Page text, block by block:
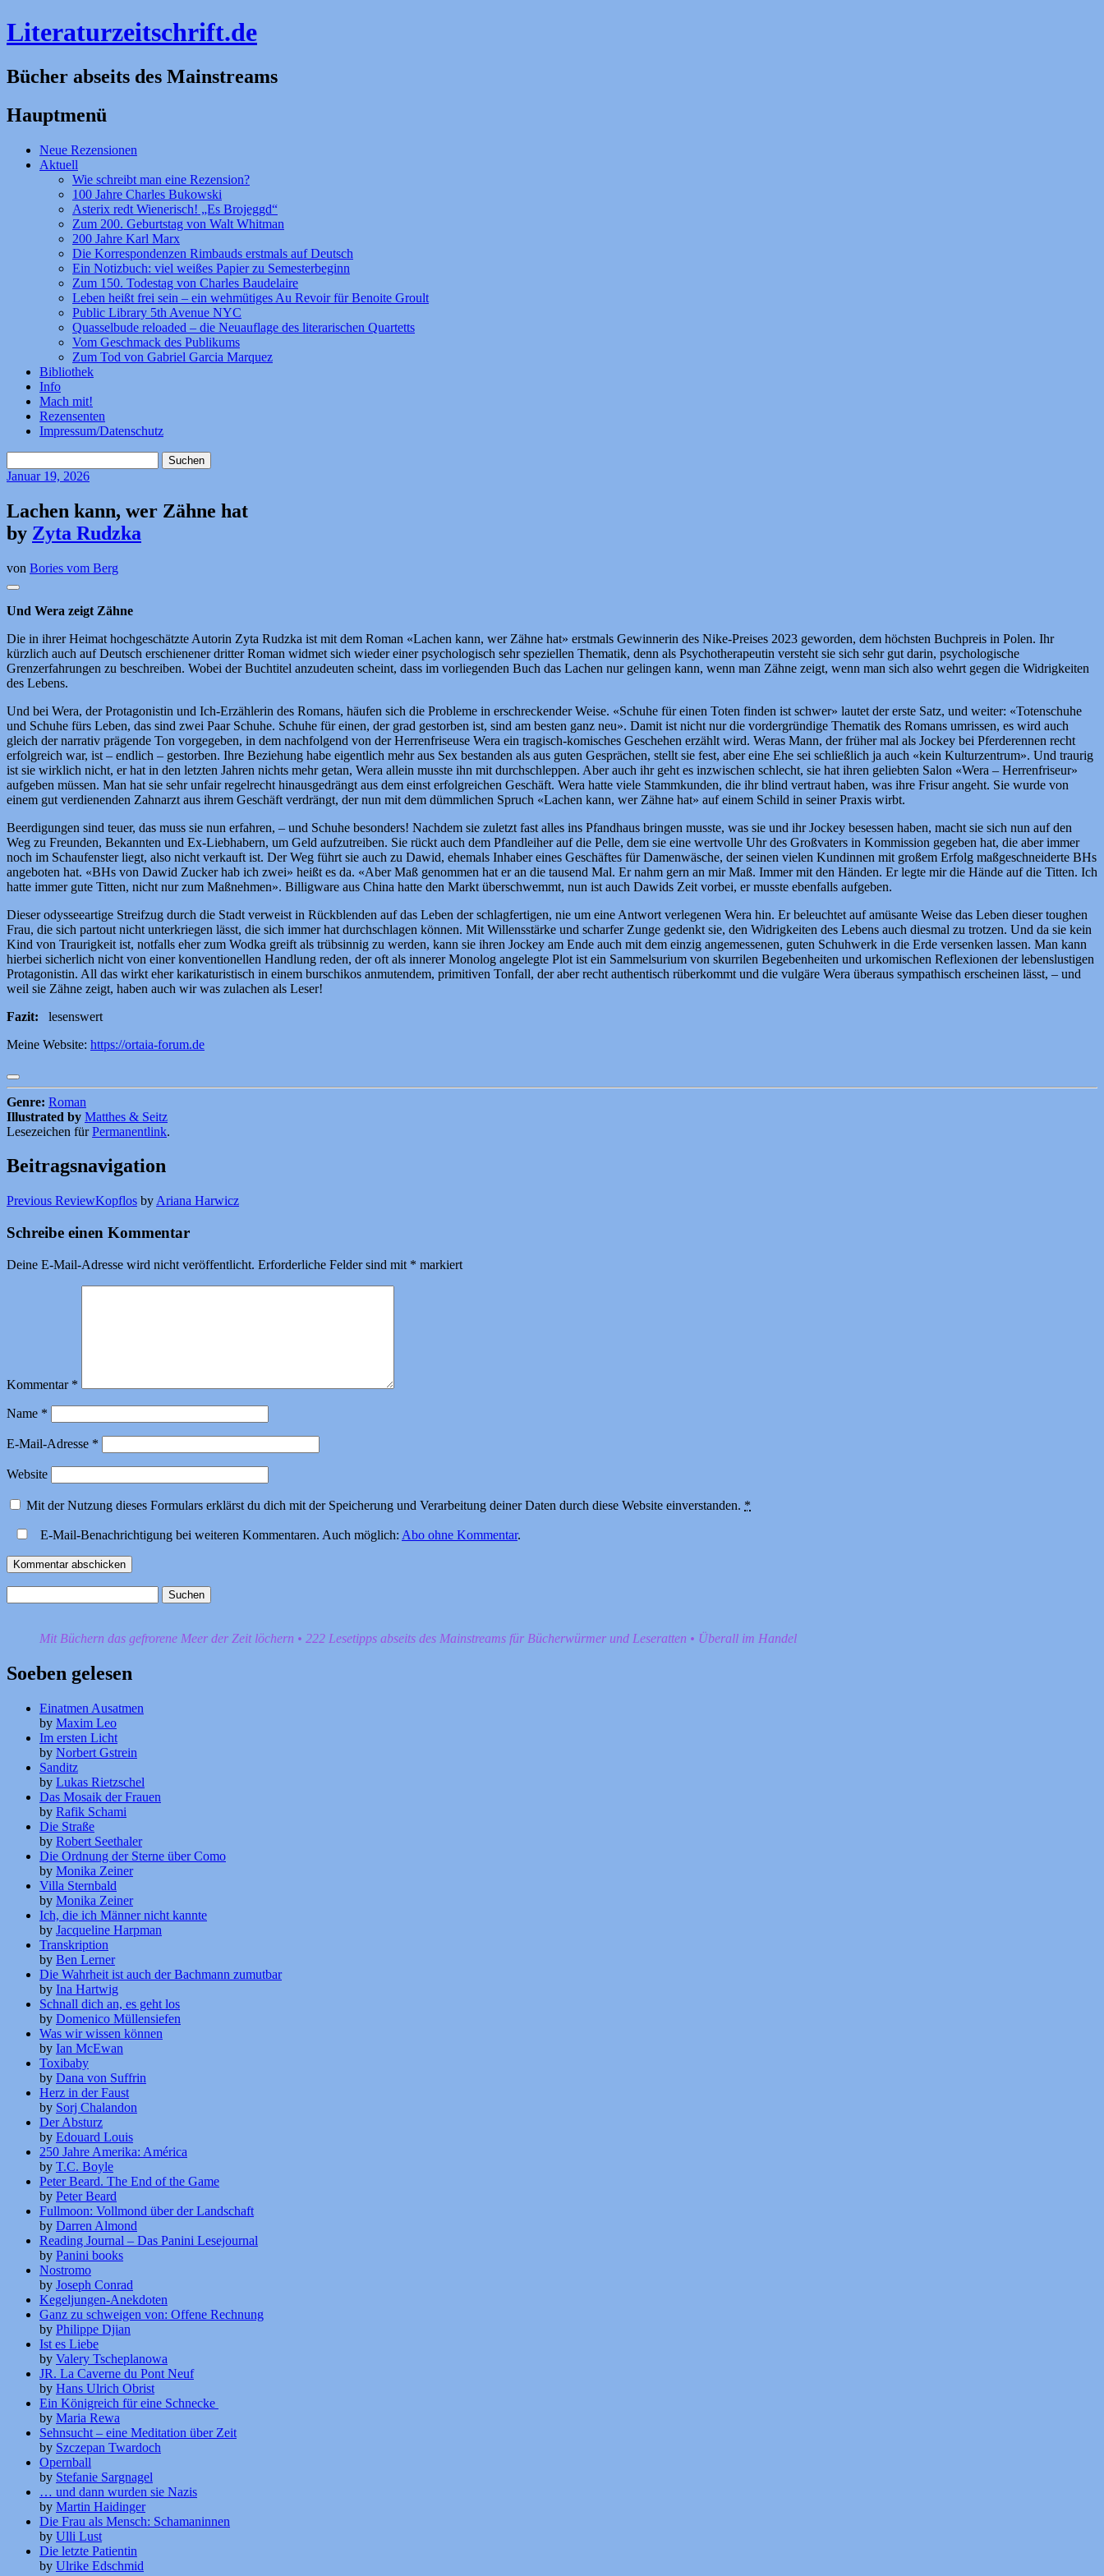
Literaturzeitschrift.de
Bücher abseits des Mainstreams
Hauptmenü
Zum
Inhalt
Neue Rezensionen
Aktuell
Wie schreibt man eine Rezension?
100 Jahre Charles Bukowski
Asterix redt Wienerisch! „Es Brojeggd“
Zum 200. Geburtstag von Walt Whitman
200 Jahre Karl Marx
Die Korrespondenzen Rimbauds erstmals auf Deutsch
Ein Notizbuch: viel weißes Papier zu Semesterbeginn
Zum 150. Todestag von Charles Baudelaire
Leben heißt frei sein – ein wehmütiges Au Revoir für Benoite Groult
Public Library 5th Avenue NYC
Quasselbude reloaded – die Neuauflage des literarischen Quartetts
Vom Geschmack des Publikums
Zum Tod von Gabriel Garcia Marquez
Bibliothek
Info
Mach mit!
Rezensenten
Impressum/Datenschutz
nach:
Januar19, 2026
Lachen kann, wer Zähne hat
by Zyta Rudzka
von Bories vom Berg
Und Wera zeigt Zähne
Die in ihrer Heimat hochgeschätzte Autorin Zyta Rudzka ist mit dem Roman «Lachen kann, wer Zähne hat» erstmals Gewinnerin des Nike-Preises 2023 geworden, dem höchsten Buchpreis in Polen. Ihr
kürzlich auch auf Deutsch erschienener dritter Roman widmet sich wieder einer psychologisch sehr speziellen Thematik, denn als Psychotherapeutin versteht sie sich sehr gut darin, psychologische
Grenzerfahrungen zu beschreiben. Wobei der Buchtitel anzudeuten scheint, dass im vorliegenden Buch das Lachen nur gelingen kann, wenn man Zähne zeigt, wenn man sich also wehrt gegen die Widrigkeiten
des Lebens.
Und bei Wera, der Protagonistin und Ich-Erzählerin des Romans, häufen sich die Probleme in erschreckender Weise. «Schuhe für einen Toten finden ist schwer» lautet der erste Satz, und weiter: «Totenschuhe
und Schuhe fürs Leben, das sind zwei Paar Schuhe. Schuhe für einen, der grad gestorben ist, sind am besten ganz neu». Damit ist nicht nur die vordergründige Thematik des Romans umrissen, es wird auch
gleich der narrativ prägende Ton vorgegeben, in dem nachfolgend von der Herrenfriseuse Wera ein tragisch-komisches Geschehen erzählt wird. Weras Mann, der früher mal als Jockey bei Pferderennen recht
erfolgreich war, ist – endlich – gestorben. Ihre Beziehung habe eigentlich mehr aus Sex bestanden als aus guten Gesprächen, stellt sie fest, aber eine Ehe sei schließlich ja auch «kein Kulturzentrum». Und traurig
ist sie wirklich nicht, er hat in den letzten Jahren nichts mehr getan, Wera allein musste ihn mit durchschleppen. Aber auch ihr geht es inzwischen schlecht, sie hat ihren geliebten Salon «Wera – Herrenfriseur»
aufgeben müssen. Man hat sie sehr unfair regelrecht hinausgedrängt aus dem einst erfolgreichen Geschäft. Wera hatte viele Stammkunden, die ihr blind vertraut haben, was ihre Frisur angeht. Sie wurde von
einem gut verdienenden Zahnarzt aus ihrem Geschäft verdrängt, der nun mit dem dümmlichen Spruch «Lachen kann, wer Zähne hat» auf einem Schild in seiner Praxis wirbt.
Beerdigungen sind teuer, das muss sie nun erfahren, – und Schuhe besonders! Nachdem sie zuletzt fast alles ins Pfandhaus bringen musste, was sie und ihr Jockey besessen haben, macht sie sich nun auf den
Weg zu Freunden, Bekannten und Ex-Liebhabern, um Geld aufzutreiben. Sie rückt auch dem Pfandleiher auf die Pelle, dem sie eine wertvolle Uhr des Großvaters in Kommission gegeben hat, die aber immer
noch im Schaufenster liegt, also nicht verkauft ist. Der Weg führt sie auch zu Dawid, ehemals Inhaber eines Geschäftes für Damenwäsche, der seinen vielen Kundinnen mit großem Erfolg maßgeschneiderte BHs
angeboten hat. «BHs von Dawid Zucker hab ich zwei» heißt es da. «Aber Maß genommen hat er an die tausend Mal. Er nahm gern an mir Maß. Immer mit den Händen. Er legte mir die Hände auf die Titten. Ich
hatte immer gute Titten, nicht nur zum Maßnehmen». Billigware aus China hatte den Markt überschwemmt, nun ist auch Dawids Zeit vorbei, er musste ebenfalls aufgeben.
Dieser odysseeartige Streifzug durch die Stadt verweist in Rückblenden auf das Leben der schlagfertigen, nie um eine Antwort verlegenen Wera hin. Er beleuchtet auf amüsante Weise das Leben dieser toughen
Frau, die sich partout nicht unterkriegen lässt, die sich immer hat durchschlagen können. Mit Willensstärke und scharfer Zunge gedenkt sie, den Widrigkeiten des Lebens auch diesmal zu trotzen. Und da sie kein
Kind von Traurigkeit ist, notfalls eher zum Wodka greift als trübsinnig zu werden, kann sie ihren Jockey am Ende auch mit dem einzig angemessenen, guten Schuhwerk in die Erde versenken lassen. Man kann
hierbei sicherlich nicht von einer konventionellen Handlung reden, der oft als innerer Monolog angelegte Plot ist ein Sammelsurium von skurrilen Begebenheiten und urkomischen Reflexionen der lebenslustigen
Protagonistin. All das wirkt eher karikaturistisch in einem burschikos anmutendem, primitiven Tonfall, der aber recht authentisch rüberkommt und die vulgäre Wera überaus sympathisch erscheinen lässt, – und
weil sie Zähne zeigt, haben auch wir was zulachen als Leser!
Fazit: lesenswert
Meine Website: https://ortaia-forum.de
Genre: Roman
Illustrated by Matthes & Seitz
Lesezeichen fürPermanentlink.
Beitragsnavigation
Previous ReviewKopflos by Ariana Harwicz
Schreibe einen Kommentar
Deine E-Mail-Adresse wird nicht veröffentlicht. Erforderliche Felder sind mit * markiert
Kommentar *
Name *
E-Mail-Adresse *
Website
Mit der Nutzung dieses Formulars erklärst du dich mit der Speicherung und Verarbeitung deiner Daten durch diese Website einverstanden. *
E-Mail-Benachrichtigung bei weiteren Kommentaren. Auch möglich: Abo ohne Kommentar.
nach:
Mit Büchern das gefrorene Meer der Zeit löchern • 222 Lesetipps abseits des Mainstreams für Bücherwürmer und Leseratten • Überall im Handel
Soeben gelesen
Einatmen Ausatmen
by Maxim Leo
Im ersten Licht
by Norbert Gstrein
Sanditz
by Lukas Rietzschel
Das Mosaik der Frauen
by Rafik Schami
Die Straße
by Robert Seethaler
Die Ordnung der Sterne über Como
by Monika Zeiner
Villa Sternbald
by Monika Zeiner
Ich, die ich Männer nicht kannte
by Jacqueline Harpman
Transkription
by Ben Lerner
Die Wahrheit ist auch der Bachmann zumutbar
by Ina Hartwig
Schnall dich an, es geht los
by Domenico Müllensiefen
Was wir wissen können
by Ian McEwan
Toxibaby
by Dana von Suffrin
Herz in der Faust
by Sorj Chalandon
Der Absturz
by Edouard Louis
250 Jahre Amerika: América
by T.C. Boyle
Peter Beard. The End of the Game
by Peter Beard
Fullmoon: Vollmond über der Landschaft
by Darren Almond
Reading Journal – Das Panini Lesejournal
by Panini books
Nostromo
by Joseph Conrad
Kegeljungen-Anekdoten
Ganz zu schweigen von: Offene Rechnung
by Philippe Djian
Ist es Liebe
by Valery Tscheplanowa
JR. La Caverne du Pont Neuf
by Hans Ulrich Obrist
Ein Königreich für eine Schnecke
by Maria Rewa
Sehnsucht – eine Meditation über Zeit
by Szczepan Twardoch
Opernball
by Stefanie Sargnagel
… und dann wurden sie Nazis
by Martin Haidinger
Die Frau als Mensch: Schamaninnen
by Ulli Lust
Die letzte Patientin
by Ulrike Edschmid